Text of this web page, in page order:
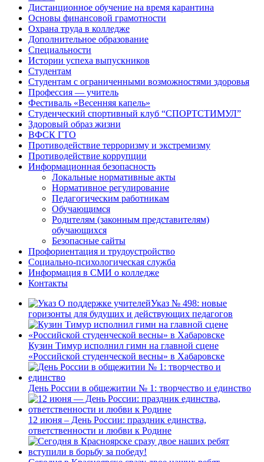
Дистанционное обучение на время карантина
Основы финансовой грамотности
Охрана труда в колледже
Дополнительное образование
Специальности
Истории успеха выпускников
Студентам
Студентам с ограниченными возможностями здоровья
Профессия — учитель
Фестиваль «Весенняя капель»
Студенческий спортивный клуб “СПОРТСТИМУЛ”
Здоровый образ жизни
ВФСК ГТО
Противодействие терроризму и экстремизму
Противодействие коррупции
Информационная безопасность
Локальные нормативные акты
Нормативное регулирование
Педагогическим работникам
Обучающимся
Родителям (законным представителям)
обучающихся
Безопасные сайты
Профориентация и трудоустройство
Социально-психологическая служба
Информация в СМИ о колледже
Контакты
Указ № 498: новые
горизонты для будущих и действующих педагогов
Кузин Тимур исполнил гимн на главной сцене
«Российской студенческой весны» в Хабаровске
День России в общежитии № 1: творчество и единство
12 июня – День России: праздник единства,
ответственности и любви к Родине